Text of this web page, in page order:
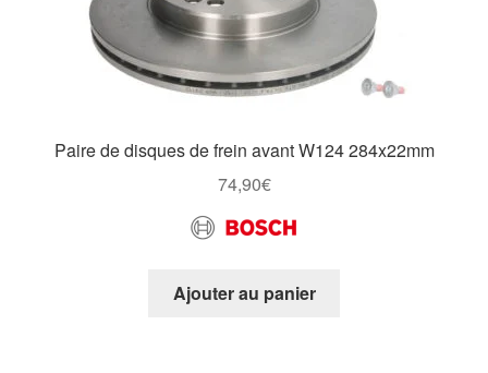
Paire de disques de frein avant W124 284x22mm
74,90€
Ajouter au panier